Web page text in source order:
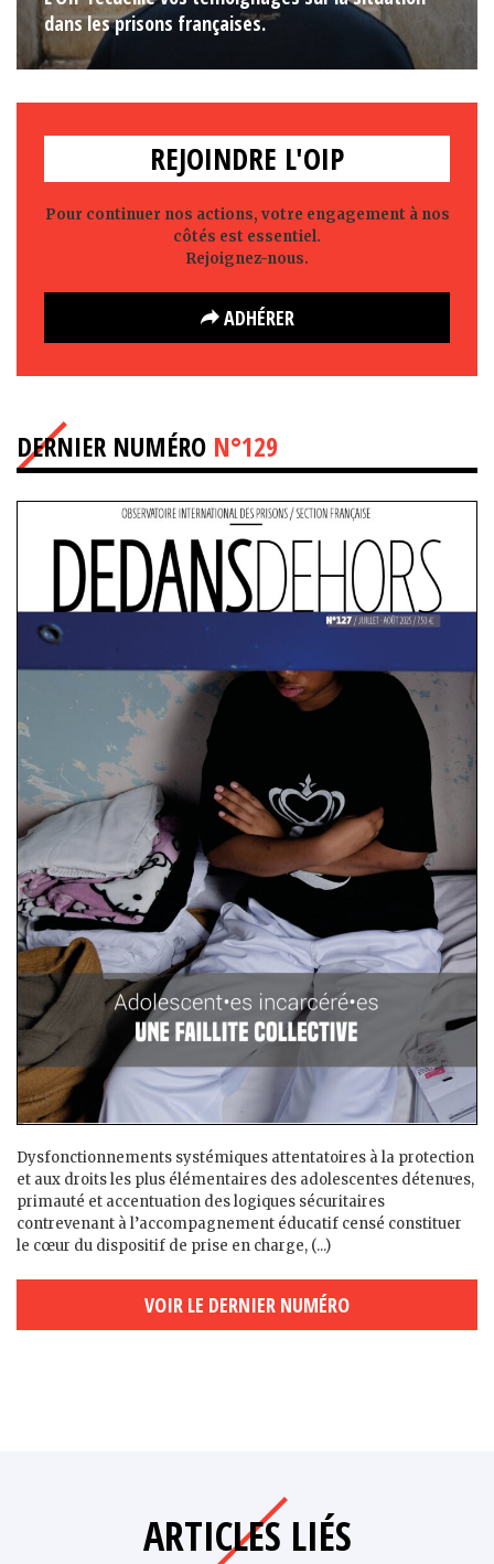
dans les prisons françaises.
REJOINDRE L'OIP
Pour continuer nos actions, votre engagement à nos
côtés est essentiel.
Rejoignez-nous.
ADHÉRER
DERNIER NUMÉRO N°129
Dysfonctionnements systémiques attentatoires à la protection
et aux droits les plus élémentaires des adolescent·es détenu·es,
primauté et accentuation des logiques sécuritaires
contrevenant à l’accompagnement éducatif censé constituer
le cœur du dispositif de prise en charge, (...)
VOIR LE DERNIER NUMÉRO
ARTICLES LIÉS